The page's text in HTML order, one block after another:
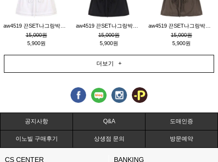
15,000원
5,900원
15,000원
5,900원
15,000원
5,900원
더보기 +
공지사항 Q&A 도매인증
이노빌 구매후기 상생점 문의 방문예약
CS CENTER BANKING